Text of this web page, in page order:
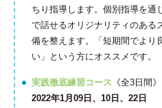
ちり指導します。個別指導を通
で話せるオリジナリティのある
備を整えます。「短期間でより
い」という方にオススメです。
実践徹底練習コース 《全3日間》
2022年1月09日、10日、22日